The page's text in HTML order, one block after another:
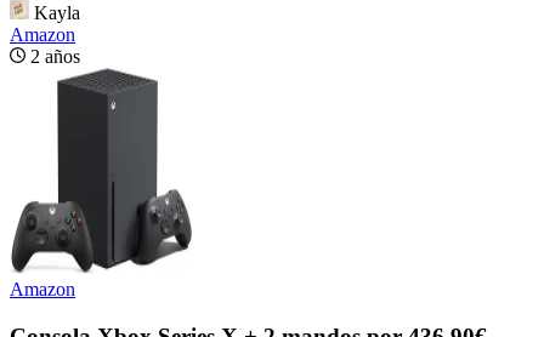
Kayla
Amazon
2 años
Amazon